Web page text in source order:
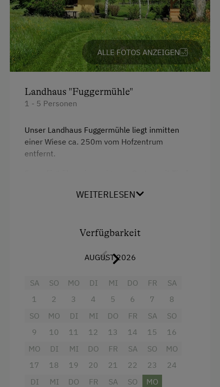
Einzelbett
ALLE FOTOS ANZEIGEN
Landhaus "Fuggermühle"
1 - 5 Personen
Unser Landhaus Fuggermühle liegt inmitten
einer Wiese ca. 250m vom Hofzentrum
entfernt.
Kugelgriller, sowie einem Zugang zum
Das Hofzentrum ist über die Wiese oder
unseren privaten Weg erreichbar.
Der Naturbadeteich ist ebenfalls über eine
ca. 300m)
Strom/KWh 0,30.-
Ausstattung
WEITERLESEN
Verfügbarkeit
AUGUST 2026
SA
1
SO
2
MO
3
DI
4
MI
5
DO
6
FR
7
SA
8
SO
9
MO
10
DI
11
MI
12
DO
13
FR
14
SA
15
SO
16
MO
17
DI
18
MI
19
DO
20
FR
21
SA
22
SO
23
MO
24
DI
MI
DO
FR
SA
SO
MO